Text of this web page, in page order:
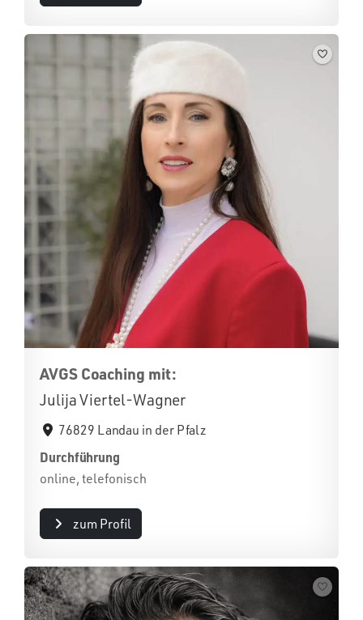
AVGS Coaching mit:
Julija Viertel-Wagner
76829 Landau in der Pfalz
Durchführung
online, telefonisch
zum Profil